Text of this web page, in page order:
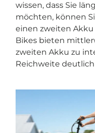
wissen, dass Sie
möchten, können
einen zweiten
Bikes bieten
zweiten Akku zu
Reichweite